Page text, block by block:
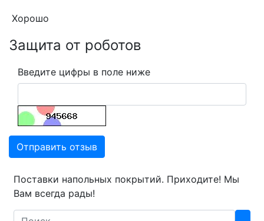
Хорошо
Защита от роботов
Введите цифры в поле ниже
Отправить отзыв
Поставки напольных покрытий. Приходите! Мы
Вам всегда рады!
Search